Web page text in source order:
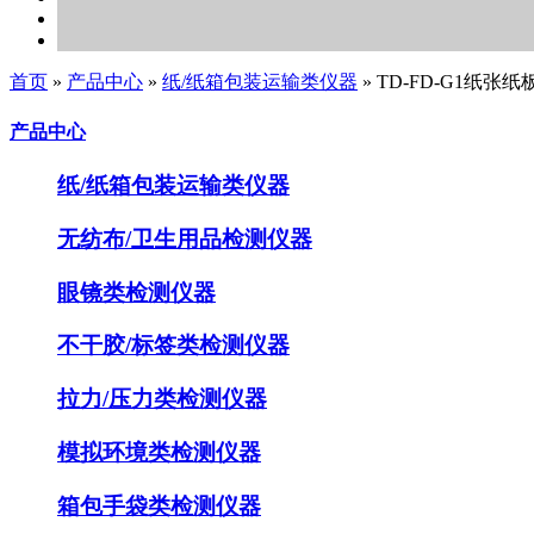
首页 » 产品中心 » 纸/纸箱包装运输类仪器 » TD-FD-G1纸张纸
产品中心
纸/纸箱包装运输类仪器
无纺布/卫生用品检测仪器
眼镜类检测仪器
不干胶/标签类检测仪器
拉力/压力类检测仪器
模拟环境类检测仪器
箱包手袋类检测仪器